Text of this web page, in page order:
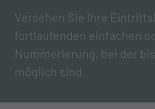
Versehen Sie Ihre
fortlaufenden einfachen
Nummerierung, bei der
möglich sind.